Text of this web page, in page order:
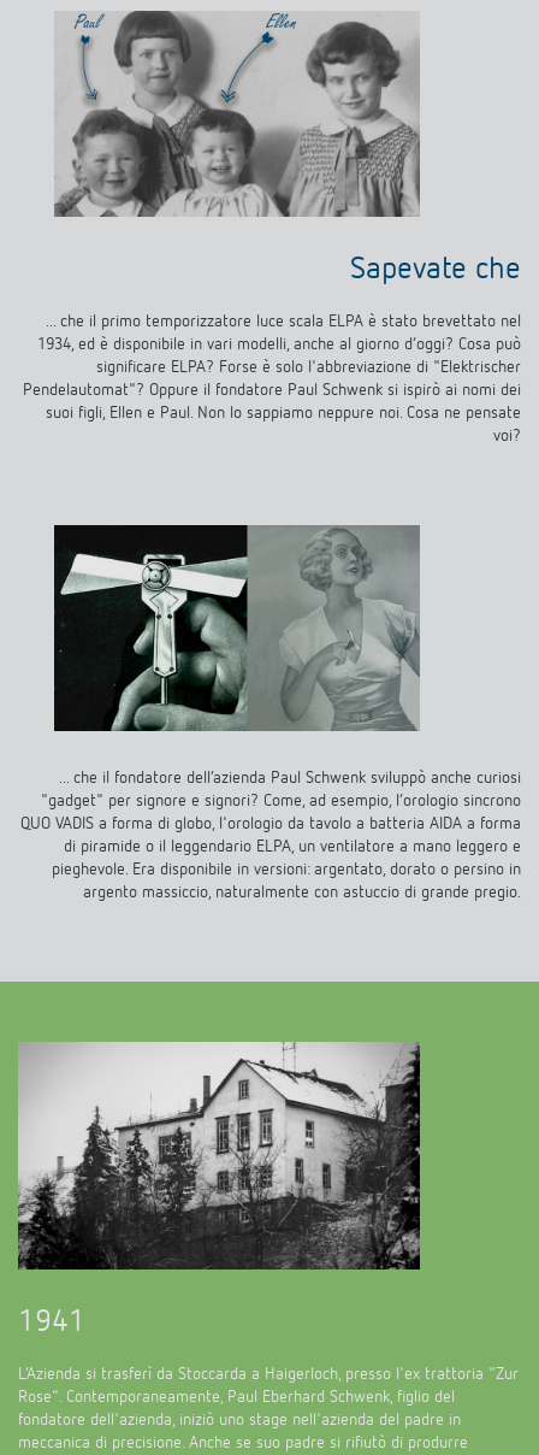
Sapevate che
... che il primo temporizzatore luce scala ELPA è stato brevettato nel
1934, ed è disponibile in vari modelli, anche al giorno d’oggi? Cosa può
significare ELPA? Forse è solo l'abbreviazione di "Elektrischer
Pendelautomat"? Oppure il fondatore Paul Schwenk si ispirò ai nomi dei
suoi figli, Ellen e Paul. Non lo sappiamo neppure noi. Cosa ne pensate
voi?
... che il fondatore dell’azienda Paul Schwenk sviluppò anche curiosi
"gadget" per signore e signori? Come, ad esempio, l’orologio sincrono
QUO VADIS a forma di globo, l'orologio da tavolo a batteria AIDA a forma
di piramide o il leggendario ELPA, un ventilatore a mano leggero e
pieghevole. Era disponibile in versioni: argentato, dorato o persino in
argento massiccio, naturalmente con astuccio di grande pregio.
1941
L’Azienda si trasferì da Stoccarda a Haigerloch, presso l'ex trattoria "Zur
Rose". Contemporaneamente, Paul Eberhard Schwenk, figlio del
fondatore dell'azienda, iniziò uno stage nell'azienda del padre in
meccanica di precisione. Anche se suo padre si rifiutò di produrre